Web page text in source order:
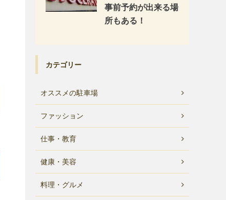
事前予約が出来る場
所もある！
カテゴリー
オススメの駐車場
ファッション
仕事・教育
健康・美容
料理・グルメ